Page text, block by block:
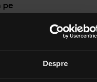
Despre
pe
cu